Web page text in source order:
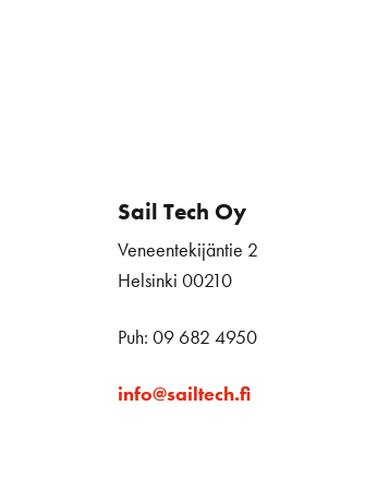
Sail Tech Oy
Veneentekijäntie 2
Helsinki 00210
Puh: 09 682 4950
info@sailtech.fi